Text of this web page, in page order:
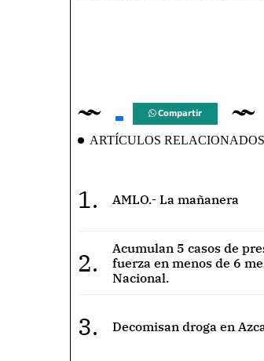
Compartir
ARTÍCULOS RELACIONADOS
1. AMLO.- La mañanera
2.
Acumulan 5 casos de
fuerza en menos de 6
Nacional.
3. Decomisan droga en